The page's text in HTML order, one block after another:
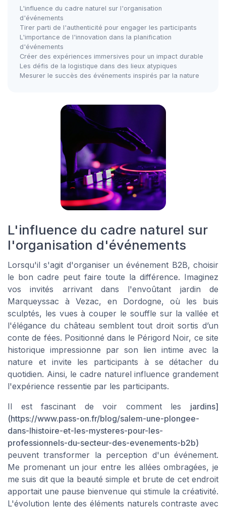
L'influence du cadre naturel sur l'organisation
d'événements
Tirer parti de l'authenticité pour engager les participants
L'importance de l'innovation dans la planification
d'événements
Créer des expériences immersives pour un impact durable
Les défis de la logistique dans des lieux atypiques
Mesurer le succès des événements inspirés par la nature
L'influence du cadre naturel sur
l'organisation d'événements
Lorsqu'il s'agit d'organiser un événement B2B, choisir
le bon cadre peut faire toute la différence. Imaginez
vos invités arrivant dans l'envoûtant jardin de
Marqueyssac à Vezac, en Dordogne, où les buis
sculptés, les vues à couper le souffle sur la vallée et
l'élégance du château semblent tout droit sortis d’un
conte de fées. Positionné dans le Périgord Noir, ce site
historique impressionne par son lien intime avec la
nature et invite les participants à se détacher du
quotidien. Ainsi, le cadre naturel influence grandement
l'expérience ressentie par les participants.
Il est fascinant de voir comment les jardins]
(https://www.pass-on.fr/blog/salem-une-plongee-
dans-lhistoire-et-les-mysteres-pour-les-
professionnels-du-secteur-des-evenements-b2b)
peuvent transformer la perception d'un événement.
Me promenant un jour entre les allées ombragées, je
me suis dit que la beauté simple et brute de cet endroit
apportait une pause bienvenue qui stimule la créativité.
L'évolution lente des éléments naturels contraste avec